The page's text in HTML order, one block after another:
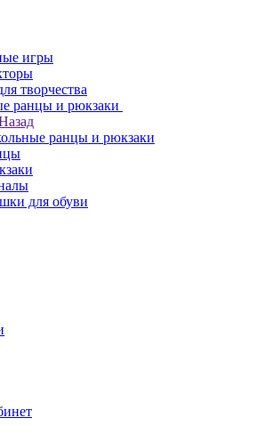
игры
творчества
ранцы и рюкзаки
ранцы и рюкзаки
для обуви